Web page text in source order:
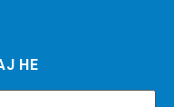
НЕ